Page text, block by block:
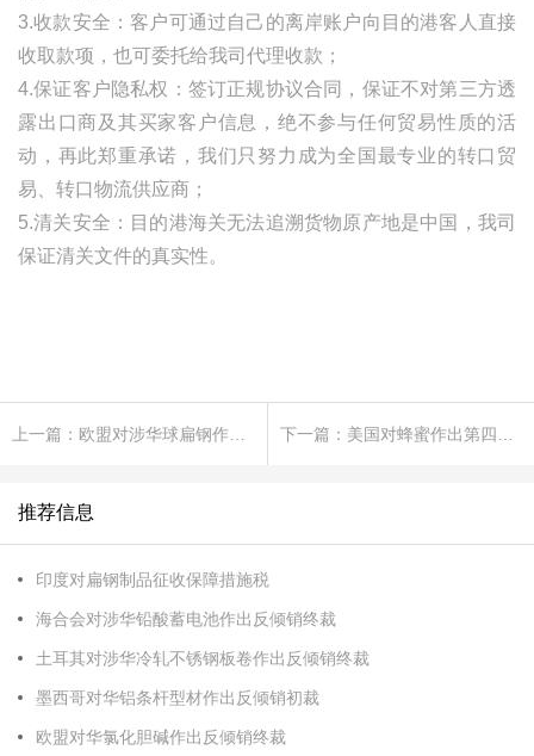
3.收款安全：客户可通过自己的离岸账户向目的港客人直接
收取款项，也可委托给我司代理收款；
4.保证客户隐私权：签订正规协议合同，保证不对第三方透
露出口商及其买家客户信息，绝不参与任何贸易性质的活
动，再此郑重承诺，我们只努力成为全国最专业的转口贸
易、转口物流供应商；
5.清关安全：目的港海关无法追溯货物原产地是中国，我司
保证清关文件的真实性。
推荐信息
印度对扁钢制品征收保障措施税
海合会对涉华铅酸蓄电池作出反倾销终裁
土耳其对涉华冷轧不锈钢板卷作出反倾销终裁
墨西哥对华铝条杆型材作出反倾销初裁
欧盟对华氯化胆碱作出反倾销终裁